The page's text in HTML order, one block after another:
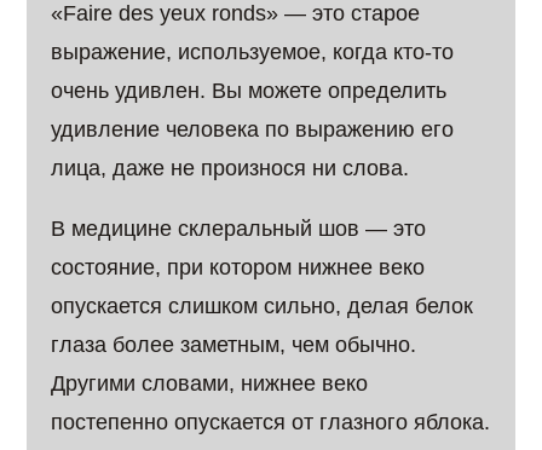
«Faire des yeux ronds» — это старое
выражение, используемое, когда кто-то
очень удивлен. Вы можете определить
удивление человека по выражению его
лица, даже не произнося ни слова.
В медицине склеральный шов — это
состояние, при котором нижнее веко
опускается слишком сильно, делая белок
глаза более заметным, чем обычно.
Другими словами, нижнее веко
постепенно опускается от глазного яблока.